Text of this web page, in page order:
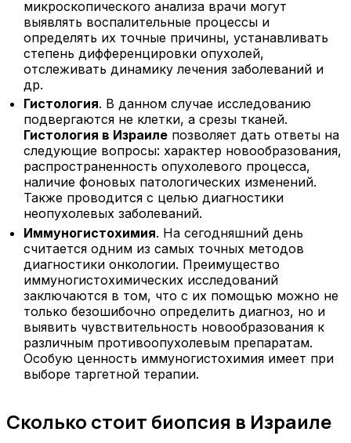
микроскопического анализа врачи могут
выявлять воспалительные процессы и
определять их точные причины, устанавливать
степень дифференцировки опухолей,
отслеживать динамику лечения заболеваний и
др.
Гистология. В данном случае исследованию
подвергаются не клетки, а срезы тканей.
Гистология в Израиле позволяет дать ответы на
следующие вопросы: характер новообразования,
распространенность опухолевого процесса,
наличие фоновых патологических изменений.
Также проводится с целью диагностики
неопухолевых заболеваний.
Иммуногистохимия. На сегодняшний день
считается одним из самых точных методов
диагностики онкологии. Преимущество
иммуногистохимических исследований
заключаются в том, что с их помощью можно не
только безошибочно определить диагноз, но и
выявить чувствительность новообразования к
различным противоопухолевым препаратам.
Особую ценность иммуногистохимия имеет при
выборе таргетной терапии.
Сколько стоит биопсия в Израиле